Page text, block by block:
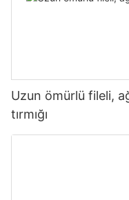
Uzun ömürlü fileli,
tırmığı